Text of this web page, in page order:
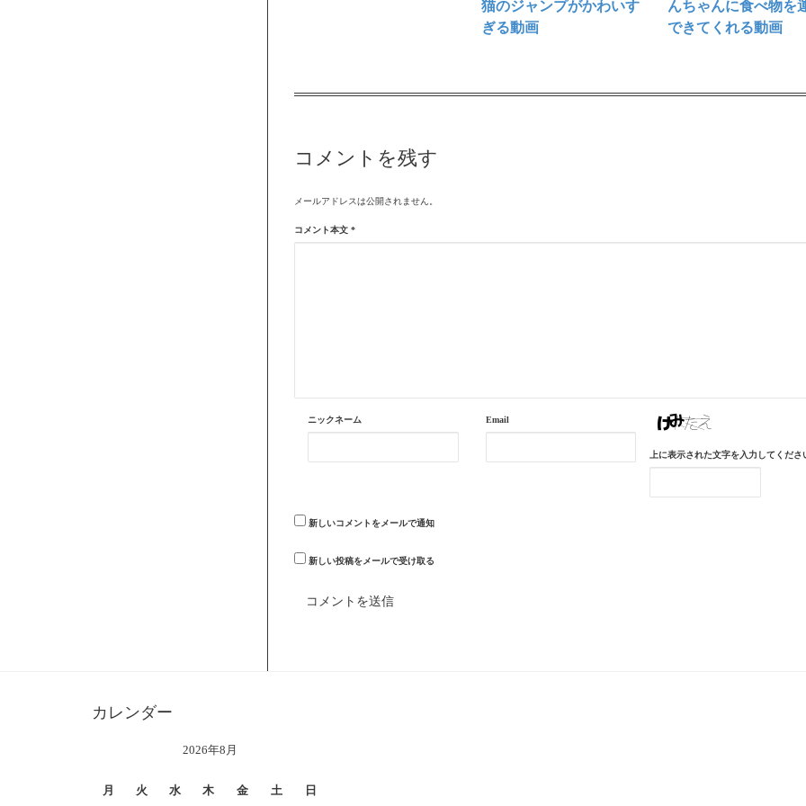
猫のジャンプがかわいす
ぎる動画
んちゃんに食べ物を
できてくれる動画
コメントを残す
メールアドレスは公開されません。
コメント本文 *
ニックネーム Email
上に表示された文字を入力してくださ
新しいコメントをメールで通知
新しい投稿をメールで受け取る
カレンダー
2026年8月
月 火 水 木 金 土 日